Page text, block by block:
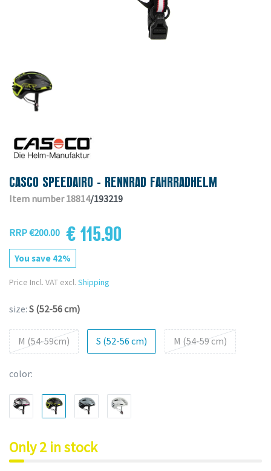
CASCO SPEEDAIRO - RENNRAD FAHRRADHELM
Item number 18814/193219
RRP €200.00 € 115.90
You save 42%
Price Incl. VAT excl. Shipping
size: S (52-56 cm)
M (54-59cm) S (52-56 cm) M (54-59 cm)
color:
Only 2 in stock